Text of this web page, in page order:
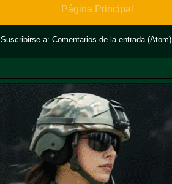
Página Principal
Suscribirse a: Comentarios de la entrada (Atom)